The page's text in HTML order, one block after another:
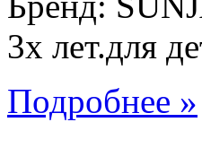
3х лет.для
Подробнее »